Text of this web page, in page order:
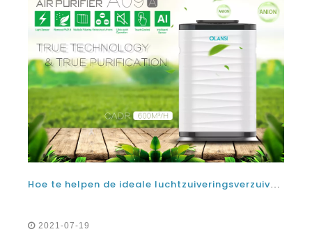
Hoe te helpen de ideale luchtzuiveringsverzuiverder om nog beter te werken
2021-07-19